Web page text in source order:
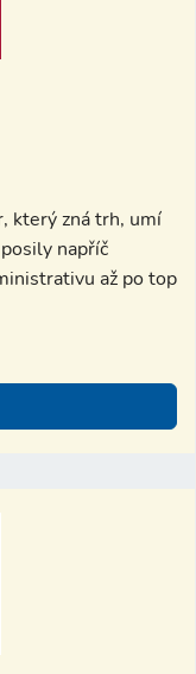
který zná trh, umí
napříč
až po top